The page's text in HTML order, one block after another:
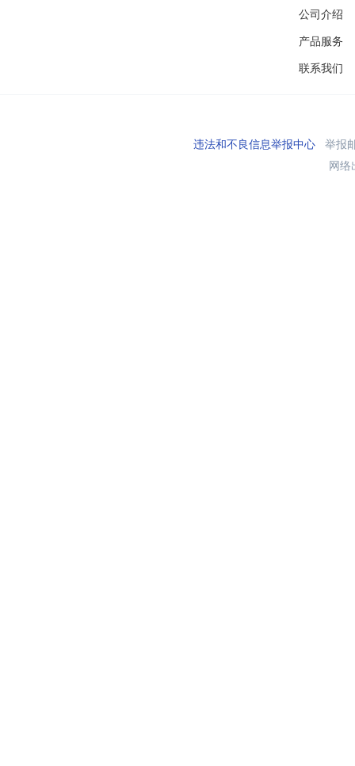
公司介绍
产品服务
联系我们
违法和不良信息举报中心举报
网